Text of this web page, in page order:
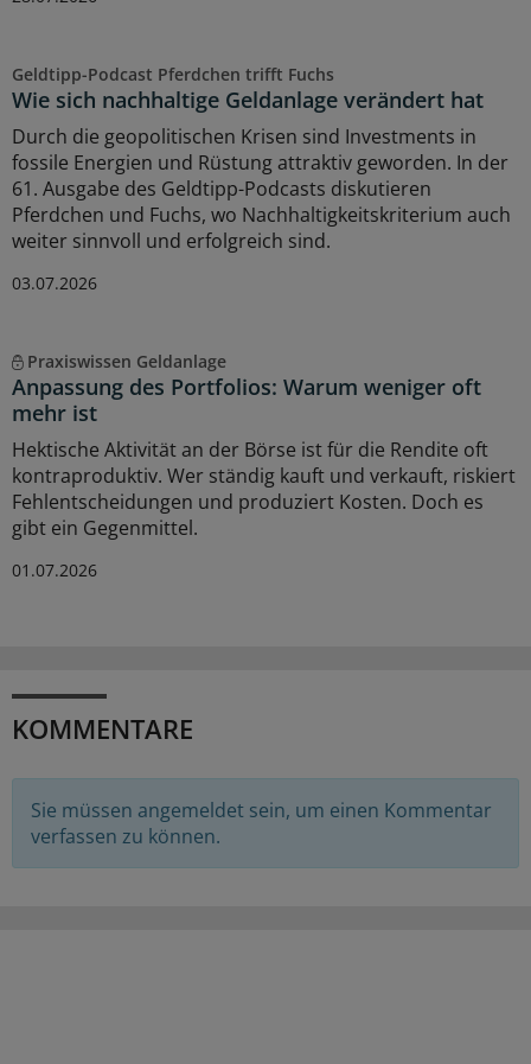
Geldtipp-Podcast Pferdchen trifft Fuchs
Wie sich nachhaltige Geldanlage verändert hat
Durch die geopolitischen Krisen sind Investments in
fossile Energien und Rüstung attraktiv geworden. In der
61. Ausgabe des Geldtipp-Podcasts diskutieren
Pferdchen und Fuchs, wo Nachhaltigkeitskriterium auch
weiter sinnvoll und erfolgreich sind.
03.07.2026
Praxiswissen Geldanlage
Anpassung des Portfolios: Warum weniger oft
mehr ist
Hektische Aktivität an der Börse ist für die Rendite oft
kontraproduktiv. Wer ständig kauft und verkauft, riskiert
Fehlentscheidungen und produziert Kosten. Doch es
gibt ein Gegenmittel.
01.07.2026
KOMMENTARE
Sie müssen angemeldet sein, um einen Kommentar
verfassen zu können.